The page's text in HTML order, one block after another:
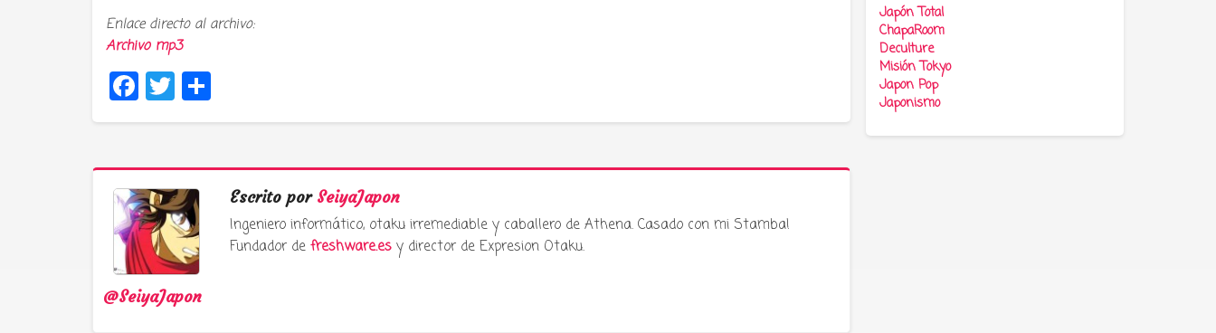
Enlace directo al archivo:
Archivo mp3
Facebook
Twitter
@SeiyaJapon
Escrito por SeiyaJapon
Ingeniero informático, otaku irremediable y caballero de Athena. Casado con mi Stamba!
Fundador de freshware.esy director de Expresion Otaku.
Japón Total
ChapaRoom
Deculture
Misión Tokyo
Japon Pop
Japonismo